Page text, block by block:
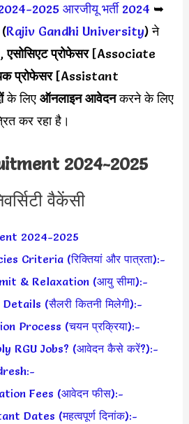
2025 आरजीयू भर्ती 2024 ➥
Rajiv Gandhi University) ने
एसोसिएट प्रोफेसर[Associate
प्रोफेसर [Assistant
के लिए ऑनलाइन आवेदनकरने के लिए
कर रहा है।
2024-2025
वैकेंसी
2024-2025
Criteria (रिक्तियां और पात्रता):-
& Relaxation (आयु सीमा):-
(सैलरी कितनी मिलेगी):-
Process (चयन प्रक्रिया):-
RGU Jobs? (आवेदन कैसे करें?):-
Fees (आवेदन फीस):-
Dates (महत्वपूर्ण दिनांक):-